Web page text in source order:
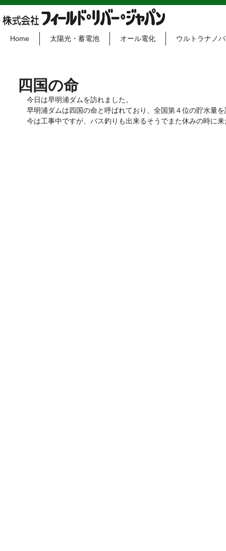
Home 太陽光・蓄電池 オール電化 ウルトラナノ
四国の命
今日は早明浦ダムを訪れました。
早明浦ダムは四国の命と呼ばれており、全国第４位の貯水量
今は工事中ですが、バス釣りも出来るそうでまた休みの時に